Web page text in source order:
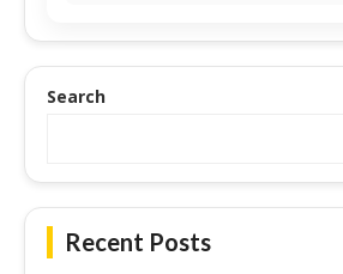
Search
Recent Posts